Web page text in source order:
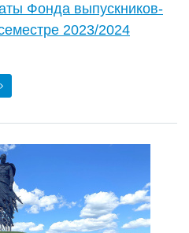
Фонда выпускников-
2023/2024